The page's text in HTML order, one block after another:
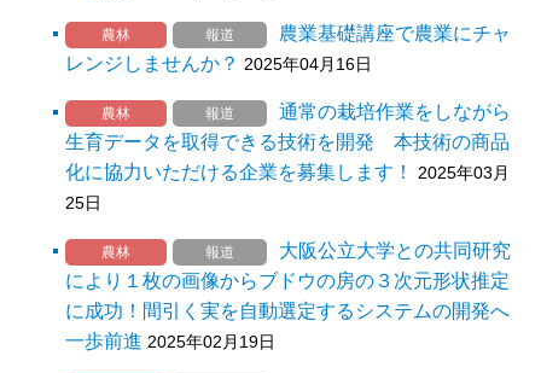
農林 報道
農業基礎講座で農業にチャ
レンジしませんか？ 2025年04月16日
農林 報道
通常の栽培作業をしながら
生育データを取得できる技術を開発 本技術の商品
化に協力いただける企業を募集します！
2025年03月
25日
農林 報道
大阪公立大学との共同研究
により１枚の画像からブドウの房の３次元形状推定
に成功！間引く実を自動選定するシステムの開発へ
一歩前進 2025年02月19日